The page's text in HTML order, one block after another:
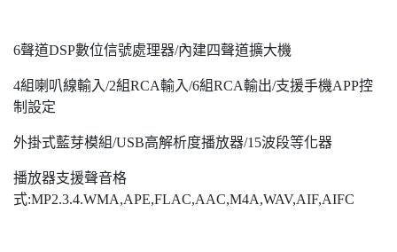
6聲道DSP數位信號處理器/內建四聲道擴大機
4組喇叭線輸入/2組RCA輸入/6組RCA輸出/支援手機APP控
制設定
外掛式藍芽模組/USB高解析度播放器/15波段等化器
播放器支援聲音格
式:MP2.3.4.WMA,APE,FLAC,AAC,M4A,WAV,AIF,AIFC